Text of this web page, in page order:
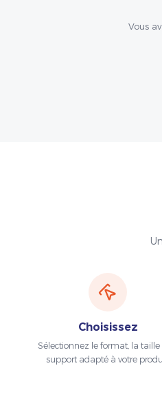
Vous
Choisissez
Sélectionnez le format, la taille
support adapté à votre